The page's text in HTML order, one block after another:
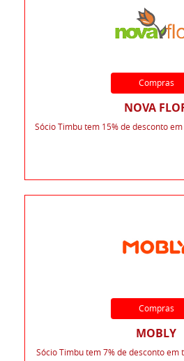
Compras
NOVA
Sócio Timbu tem 15% de desconto
Compras
MOBLY
Sócio Timbu tem 7% de desconto em